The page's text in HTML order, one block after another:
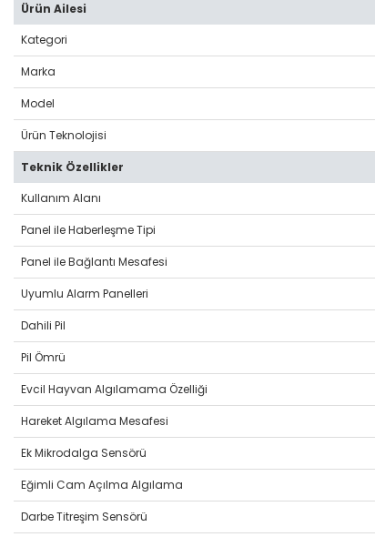
Ürün Ailesi
Kategori
Marka
Model
Ürün Teknolojisi
Teknik Özellikler
Kullanım Alanı
Panel ile Haberleşme Tipi
Panel ile Bağlantı Mesafesi
Uyumlu Alarm Panelleri
Dahili Pil
Pil Ömrü
Evcil Hayvan Algılamama Özelliği
Hareket Algılama Mesafesi
Ek Mikrodalga Sensörü
Eğimli Cam Açılma Algılama
Darbe Titreşim Sensörü